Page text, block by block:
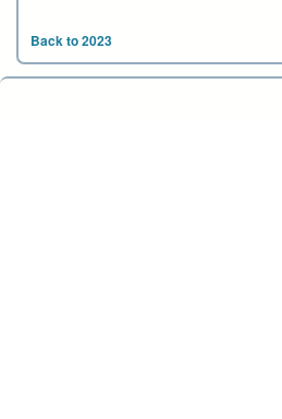
Back to 2023